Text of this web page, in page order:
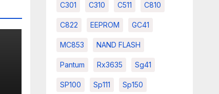
C301 C310 C511 C810
C822 EEPROM GC41
MC853 NAND FLASH
Pantum Rx3635 Sg41
SP100 Sp111 Sp150